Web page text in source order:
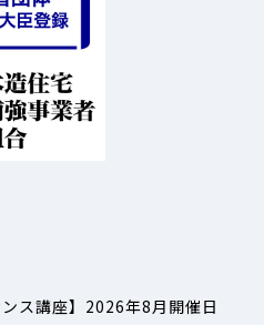
ンス講座】2026年8月開催日